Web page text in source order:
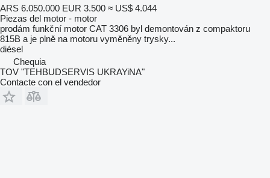
ARS 6.050.000 EUR 3.500 ≈ US$ 4.044
Piezas del motor - motor
prodám funkční motor CAT 3306 byl demontován z compaktoru
815B a je plně na motoru vyměněny trysky...
diésel
Chequia
TOV "TEHBUDSERVIS UKRAYiNA"
Contacte con el vendedor